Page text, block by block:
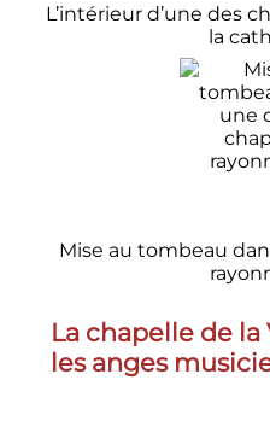
L’intérieur d’une des
la
Mise au tombeau
La chapelle de
les anges